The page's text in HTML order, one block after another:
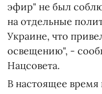
эфир" не был
на отдельные
Украине, что
освещению", -
Нацсовета.
В настоящее время